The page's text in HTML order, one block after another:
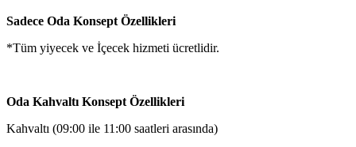
Sadece Oda Konsept Özellikleri
*Tüm yiyecek ve İçecek hizmeti ücretlidir.
Oda Kahvaltı Konsept Özellikleri
Kahvaltı (09:00 ile 11:00 saatleri arasında)